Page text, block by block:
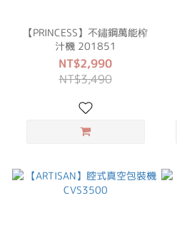
【PRINCESS】不鏽鋼萬能榨
汁機 201851
NT$2,990
NT$3,490